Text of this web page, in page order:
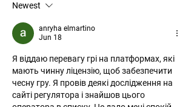
Newest
anryha elmartino
Jun 18
Я віддаю перевагу грі на платформах, які
мають чинну ліцензію, щоб забезпечити
чесну гру. Я провів деякі дослідження на
сайті регулятора і знайшов цього